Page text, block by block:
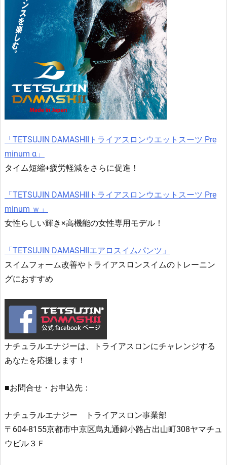
「TETSUJIN DAMASHIIトライアスロンウエットスーツ Pre
minum α」
タイム短縮+疲労軽減をさらに促進！
「TETSUJIN DAMASHIIトライアスロンウエットスーツ Pre
minum ｗ」
女性らしい輝き×高機能の女性専用モデル！
「TETSUJIN DAMASHIIエアロスイムパンツ」
スイムフォーム改善やトライアスロンスイムのトレーニン
グにおすすめ
ナチュラルエナジーは、トライアスロンにチャレンジする
あなたを応援します！
■お問合せ・お申込先：
ナチュラルエナジー トライアスロン事業部
〒604-8155京都市中京区烏丸通錦小路占出山町308ヤマチュ
ウビル３Ｆ